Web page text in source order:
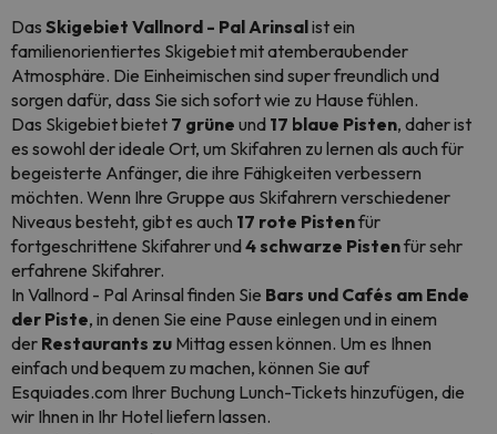
Das Skigebiet Vallnord - Pal Arinsalist ein
familienorientiertes Skigebiet mit atemberaubender
Atmosphäre. Die Einheimischen sind super freundlich und
sorgen dafür, dass Sie sich sofort wie zu Hause fühlen.
Das Skigebiet bietet 7 grüne und 17 blaue Pisten, daher ist
es sowohl der ideale Ort, um Skifahren zu lernen als auch für
begeisterte Anfänger, die ihre Fähigkeiten verbessern
möchten. Wenn Ihre Gruppe aus Skifahrern verschiedener
Niveaus besteht, gibt es auch 17 rote Pistenfür
fortgeschrittene Skifahrer und4 schwarze Pistenfür sehr
erfahrene Skifahrer.
In Vallnord - Pal Arinsal finden Sie Bars und Cafés am Ende
der Piste, in denen Sie eine Pause einlegen und in einem
der Restaurants zu Mittag essen können. Um es Ihnen
einfach und bequem zu machen, können Sie auf
Esquiades.com Ihrer Buchung Lunch-Tickets hinzufügen, die
wir Ihnen in Ihr Hotel liefern lassen.